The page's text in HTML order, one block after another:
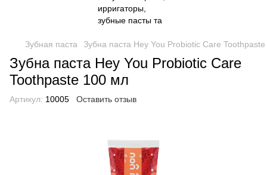
Зубная паста Зубна паста Hey You Probiotic Care
Зубна паста Hey You Probiotic Care
Toothpaste 100 мл
Артикул: 10005 Оставить отзыв